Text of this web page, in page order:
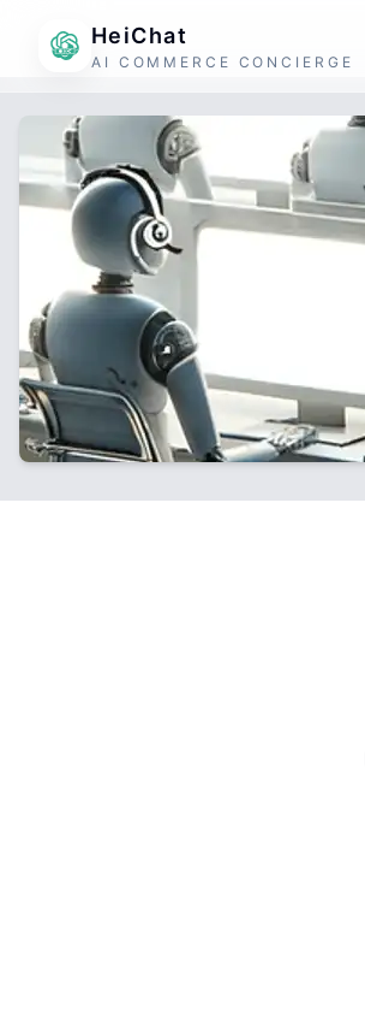
HeiChat
AI COMMERCE CONCIERGE